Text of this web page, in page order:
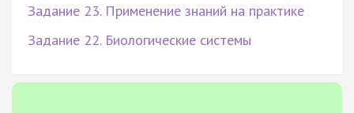
Задание 23. Применение знаний на практике
Задание 22. Биологические системы